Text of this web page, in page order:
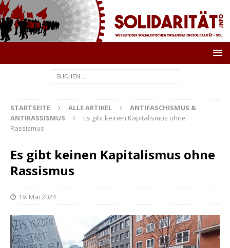
STARTSEITE ALLE ARTIKEL
ANTIFASCHISMUS &
ANTIRASSISMUS
Es gibt keinen Kapitalismus ohne
Rassismus
Es gibt keinen Kapitalismus ohne
Rassismus
19. Mai 2024